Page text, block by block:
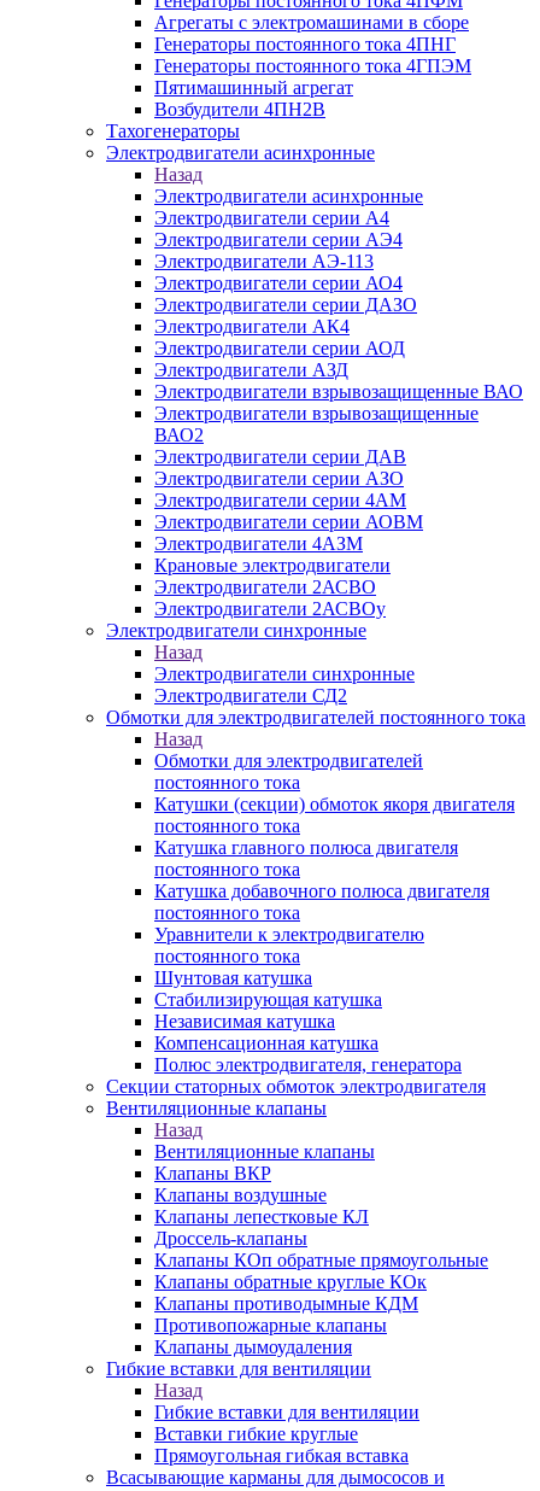
Агрегаты с электромашинами в сборе
Генераторы постоянного тока 4ПНГ
Генераторы постоянного тока 4ГПЭМ
Пятимашинный агрегат
Возбудители 4ПН2В
Тахогенераторы
Электродвигатели асинхронные
Назад
Электродвигатели асинхронные
Электродвигатели серии А4
Электродвигатели серии АЭ4
Электродвигатели АЭ-113
Электродвигатели серии АО4
Электродвигатели серии ДАЗО
Электродвигатели АК4
Электродвигатели серии АОД
Электродвигатели АЗД
Электродвигатели взрывозащищенные ВАО
Электродвигатели взрывозащищенные
ВАО2
Электродвигатели серии ДАВ
Электродвигатели серии АЗО
Электродвигатели серии 4АМ
Электродвигатели серии АОВМ
Электродвигатели 4АЗМ
Крановые электродвигатели
Электродвигатели 2АСВО
Электродвигатели 2АСВОу
Электродвигатели синхронные
Назад
Электродвигатели синхронные
Электродвигатели СД2
Обмотки для электродвигателей постоянного тока
Назад
Обмотки для электродвигателей
постоянного тока
Катушки (секции) обмоток якоря двигателя
постоянного тока
Катушка главного полюса двигателя
постоянного тока
Катушка добавочного полюса двигателя
постоянного тока
Уравнители к электродвигателю
постоянного тока
Шунтовая катушка
Стабилизирующая катушка
Независимая катушка
Компенсационная катушка
Полюс электродвигателя, генератора
Секции статорных обмоток электродвигателя
Вентиляционные клапаны
Назад
Вентиляционные клапаны
Клапаны ВКР
Клапаны воздушные
Клапаны лепестковые КЛ
Дроссель-клапаны
Клапаны КОп обратные прямоугольные
Клапаны обратные круглые КОк
Клапаны противодымные КДМ
Противопожарные клапаны
Клапаны дымоудаления
Гибкие вставки для вентиляции
Назад
Гибкие вставки для вентиляции
Вставки гибкие круглые
Прямоугольная гибкая вставка
Всасывающие карманы для дымососов и